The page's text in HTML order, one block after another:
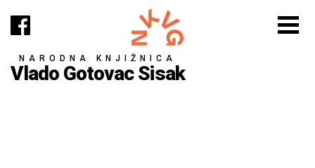
NARODNA KNJIŽNICA
Vlado Gotovac Sisak